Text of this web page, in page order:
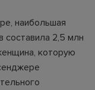
наибольшая
2,5 млн
которую